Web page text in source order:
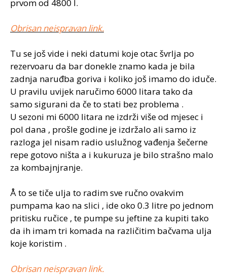
prvom od 4800 l.
Obrisan neispravan link.
Tu se još vide i neki datumi koje otac švrlja po
rezervoaru da bar donekle znamo kada je bila
zadnja naruđba goriva i koliko još imamo do iduče.
U pravilu uvijek naručimo 6000 litara tako da
samo sigurani da če to stati bez problema .
U sezoni mi 6000 litara ne izdrži više od mjesec i
pol dana , prošle godine je izdržalo ali samo iz
razloga jel nisam radio uslužnog vađenja šečerne
repe gotovo ništa a i kukuruza je bilo strašno malo
za kombajnjranje.
Å to se tiče ulja to radim sve ručno ovakvim
pumpama kao na slici , ide oko 0.3 litre po jednom
pritisku ručice , te pumpe su jeftine za kupiti tako
da ih imam tri komada na različitim bačvama ulja
koje koristim .
Obrisan neispravan link.